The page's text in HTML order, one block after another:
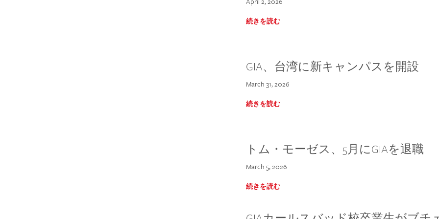
続きを読む
GIA、台湾に新キャンパスを開設
March 31, 2026
続きを読む
トム・モーゼス、5月にGIAを退職
March 5, 2026
続きを読む